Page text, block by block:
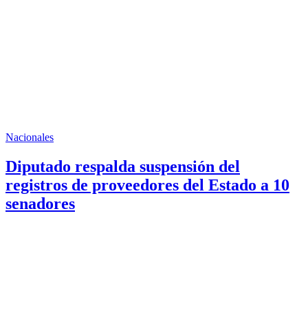
Nacionales
Diputado respalda suspensión del
registros de proveedores del Estado a 10
senadores